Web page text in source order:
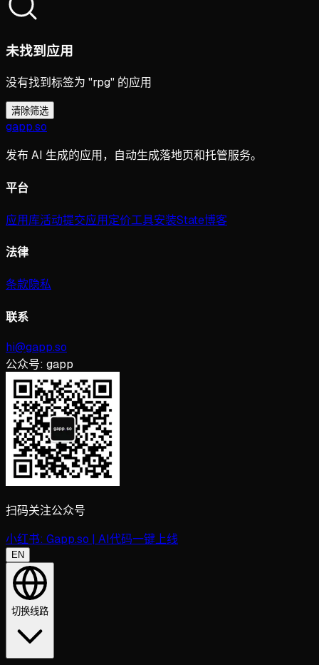
未找到应用
没有找到标签为 "rpg" 的应用
清除筛选
gapp.so
发布 AI 生成的应用，自动生成落地页和托管服务。
平台
应用库活动提交应用定价工具安装State博客
法律
条款隐私
联系
hi@gapp.so
公众号: gapp
扫码关注公众号
小红书: Gapp.so | AI代码一键上线
EN
切换线路